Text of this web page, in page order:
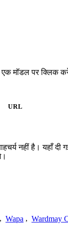
मॉडल पर क्लिक
URL
नहीं है। यहाँ दी
, Wapa , Wardmay